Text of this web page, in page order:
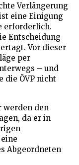
Verlängerung
eine Einigung
erforderlich.
Entscheidung
Vor dieser
per
– und
die ÖVP nicht
werden den
da er in
Abgeordneten